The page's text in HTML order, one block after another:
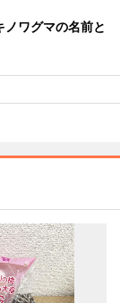
ワグマの名前と